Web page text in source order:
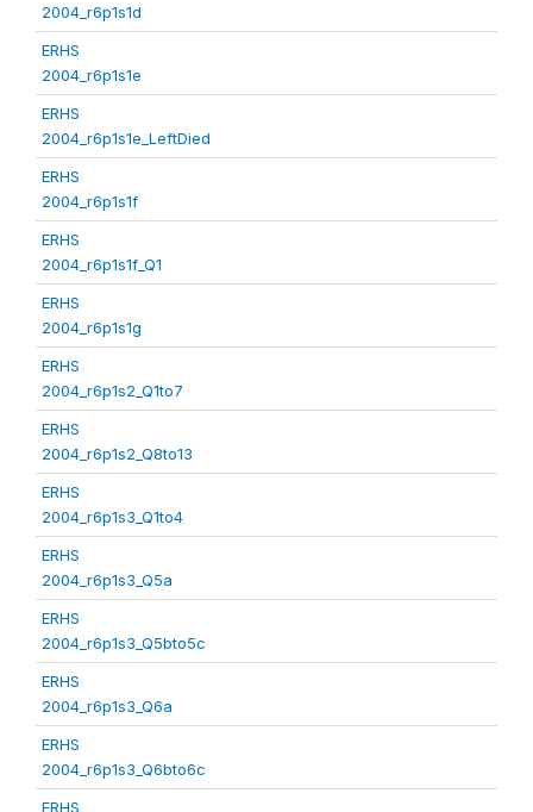
2004_r6p1s1d
ERHS
2004_r6p1s1e
ERHS
2004_r6p1s1e_LeftDied
ERHS
2004_r6p1s1f
ERHS
2004_r6p1s1f_Q1
ERHS
2004_r6p1s1g
ERHS
2004_r6p1s2_Q1to7
ERHS
2004_r6p1s2_Q8to13
ERHS
2004_r6p1s3_Q1to4
ERHS
2004_r6p1s3_Q5a
ERHS
2004_r6p1s3_Q5bto5c
ERHS
2004_r6p1s3_Q6a
ERHS
2004_r6p1s3_Q6bto6c
ERHS